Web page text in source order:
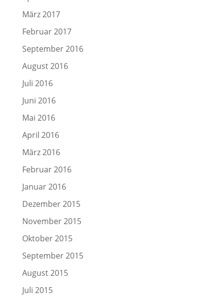
März 2017
Februar 2017
September 2016
August 2016
Juli 2016
Juni 2016
Mai 2016
April 2016
März 2016
Februar 2016
Januar 2016
Dezember 2015
November 2015
Oktober 2015
September 2015
August 2015
Juli 2015